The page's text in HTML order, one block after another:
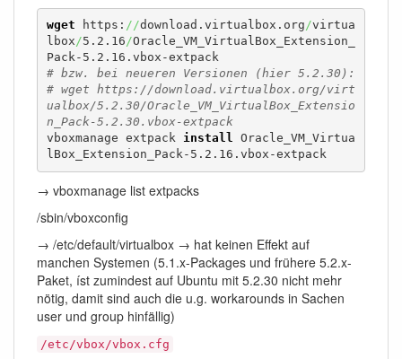
wget https: //download.virtualbox.org/virtua
lbox/5.2.16/Oracle_VM_VirtualBox_Extension_
Pack-5.2.16.vbox-extpack
# bzw. bei neueren Versionen (hier 5.2.30):
# wget https://download.virtualbox.org/virt
ualbox/5.2.30/Oracle_VM_VirtualBox_Extensio
n_Pack-5.2.30.vbox-extpack
vboxmanage extpack install Oracle_VM_Virtua
lBox_Extension_Pack-5.2.16.vbox-extpack
→ vboxmanage list extpacks
/sbin/vboxconfig
→ /etc/default/virtualbox → hat keinen Effekt auf
manchen Systemen (5.1.x-Packages und frühere 5.2.x-
Paket, íst zumindest auf Ubuntu mit 5.2.30 nicht mehr
nötig, damit sind auch die u.g. workarounds in Sachen
user und group hinfällig)
/etc/vbox/vbox.cfg